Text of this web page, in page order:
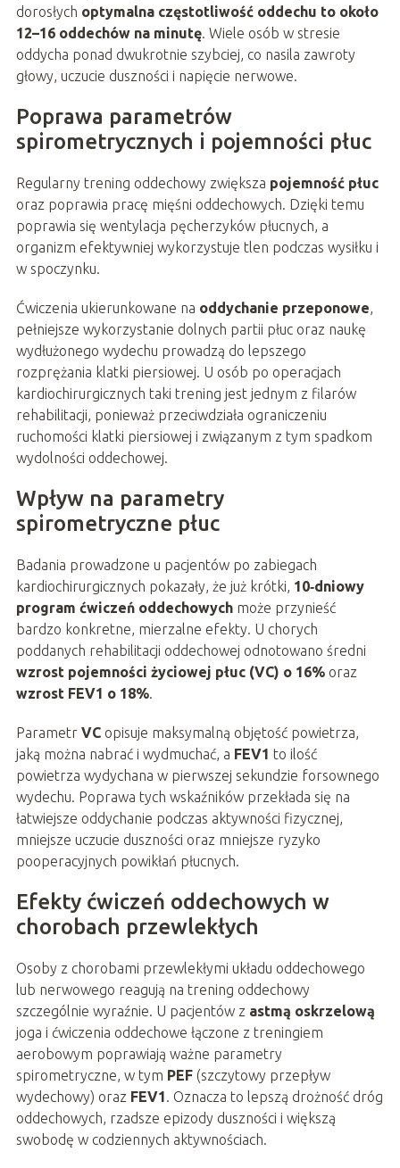
dorosłych optymalna częstotliwość oddechu to około
12–16 oddechów na minutę. Wiele osób w stresie
oddycha ponad dwukrotnie szybciej, co nasila zawroty
głowy, uczucie duszności i napięcie nerwowe.
Poprawa parametrów
spirometrycznych i pojemności płuc
Regularny trening oddechowy zwiększa pojemność płuc
oraz poprawia pracę mięśni oddechowych. Dzięki temu
poprawia się wentylacja pęcherzyków płucnych, a
organizm efektywniej wykorzystuje tlen podczas wysiłku i
w spoczynku.
Ćwiczenia ukierunkowane na oddychanie przeponowe,
pełniejsze wykorzystanie dolnych partii płuc oraz naukę
wydłużonego wydechu prowadzą do lepszego
rozprężania klatki piersiowej. U osób po operacjach
kardiochirurgicznych taki trening jest jednym z filarów
rehabilitacji, ponieważ przeciwdziała ograniczeniu
ruchomości klatki piersiowej i związanym z tym spadkom
wydolności oddechowej.
Wpływ na parametry
spirometryczne płuc
Badania prowadzone u pacjentów po zabiegach
kardiochirurgicznych pokazały, że już krótki, 10‑dniowy
program ćwiczeń oddechowychmoże przynieść
bardzo konkretne, mierzalne efekty. U chorych
poddanych rehabilitacji oddechowej odnotowano średni
wzrost pojemności życiowej płuc (VC) o 16%oraz
wzrost FEV1 o 18%.
Parametr VCopisuje maksymalną objętość powietrza,
jaką można nabrać i wydmuchać, a FEV1 to ilość
powietrza wydychana w pierwszej sekundzie forsownego
wydechu. Poprawa tych wskaźników przekłada się na
łatwiejsze oddychanie podczas aktywności fizycznej,
mniejsze uczucie duszności oraz mniejsze ryzyko
pooperacyjnych powikłań płucnych.
Efekty ćwiczeń oddechowych w
chorobach przewlekłych
Osoby z chorobami przewlekłymi układu oddechowego
lub nerwowego reagują na trening oddechowy
szczególnie wyraźnie. U pacjentów z astmą oskrzelową
joga i ćwiczenia oddechowe łączone z treningiem
aerobowym poprawiają ważne parametry
spirometryczne, w tym PEF(szczytowy przepływ
wydechowy) oraz FEV1. Oznacza to lepszą drożność dróg
oddechowych, rzadsze epizody duszności i większą
swobodę w codziennych aktywnościach.